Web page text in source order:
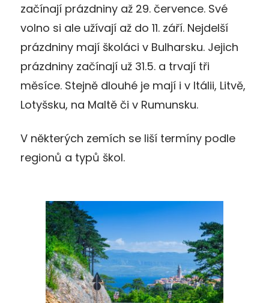
začínají prázdniny až 29. července. Své
volno si ale užívají až do 11. září. Nejdelší
prázdniny mají školáci v Bulharsku. Jejich
prázdniny začínají už 31.5. a trvají tři
měsíce. Stejně dlouhé je mají i v Itálii, Litvě,
Lotyšsku, na Maltě či v Rumunsku.
V některých zemích se liší termíny podle
regionů a typů škol.